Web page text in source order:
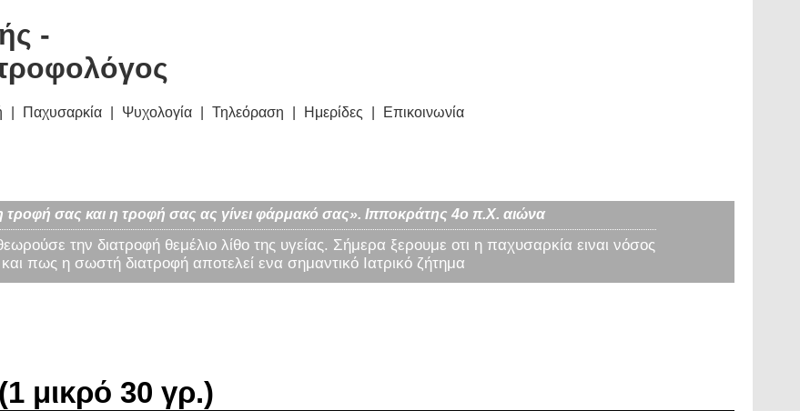
-
Παχυσαρκία Ψυχολογία Τηλεόραση Ημερίδες Επικοινωνία
τροφή σας και η τροφή σας ας γίνει φάρμακό σας». Ιπποκράτης 4ο π.Χ. αιώνα
την διατροφή θεμέλιο λίθο της υγείας. Σήμερα ξερουμε οτι η παχυσαρκία ειναι νόσος
πως η σωστή διατροφή αποτελεί ενα σημαντικό Ιατρικό ζήτημα
μικρό 30 γρ.)